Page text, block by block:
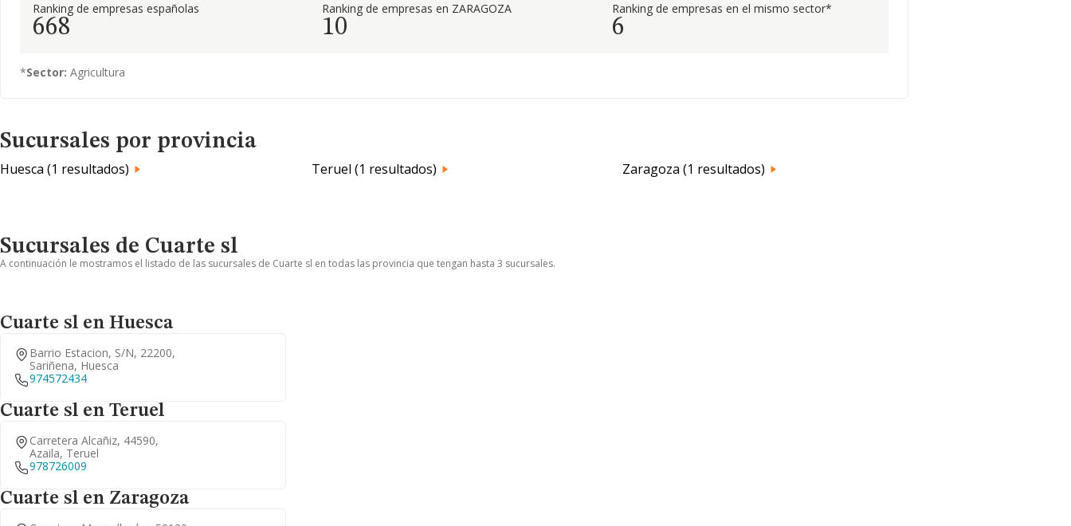
Ranking de empresas españolas
668
Ranking de empresas en ZARAGOZA
10
Ranking de empresas en el mismo sector*
6
*Sector: Agricultura
Sucursales por provincia
Huesca (1 resultados) Teruel (1 resultados) Zaragoza (1 resultados)
Sucursales de Cuarte sl
A continuación le mostramos el listado de las sucursales de Cuarte sl en todas las provincia que tengan hasta 3 sucursales.
Cuarte sl en Huesca
Barrio Estacion, S/n, 22200,
Sariñena, Huesca
974572434
Cuarte sl en Teruel
Carretera Alcañiz, 44590,
Azaila, Teruel
978726009
Cuarte sl en Zaragoza